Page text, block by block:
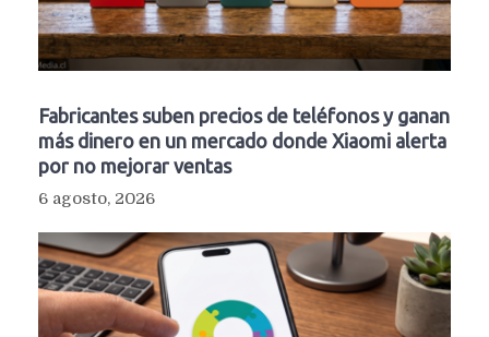
Fabricantes suben precios de teléfonos y ganan
más dinero en un mercado donde Xiaomi alerta
por no mejorar ventas
6 agosto, 2026